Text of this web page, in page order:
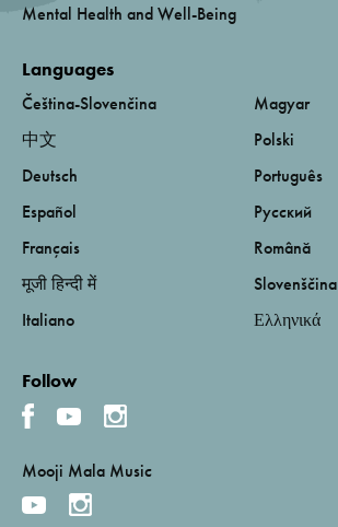
Mental Health and Well-Being
Languages
Čeština-Slovenčina
中文
Deutsch
Español
Français
मूजी हिन्दी में
Italiano
Magyar
Polski
Português
Русский
Română
Slovenščina
Ελληνικά
Follow
Mooji Mala Music